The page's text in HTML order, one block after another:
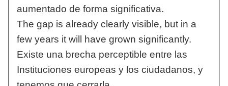
aumentado de forma significativa.
The gap is already clearly visible, but in a
few years it will have grown significantly.
Existe una brecha perceptible entre las
Instituciones europeas y los ciudadanos, y